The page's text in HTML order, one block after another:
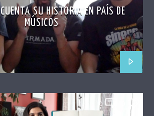
SU HISTORIA EN PAÍS DE
MÚSICOS
0